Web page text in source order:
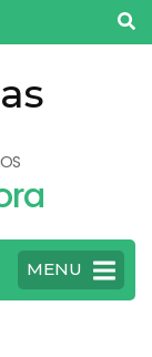
MENU